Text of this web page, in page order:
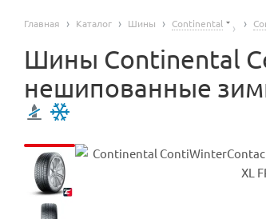
Главная Каталог Шины Continental
Шины Continental
нешипованные